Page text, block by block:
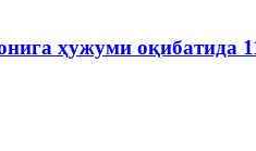
ҳужуми оқибатида